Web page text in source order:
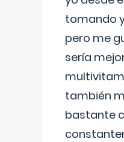
tomando
pero me
sería
también
bastante